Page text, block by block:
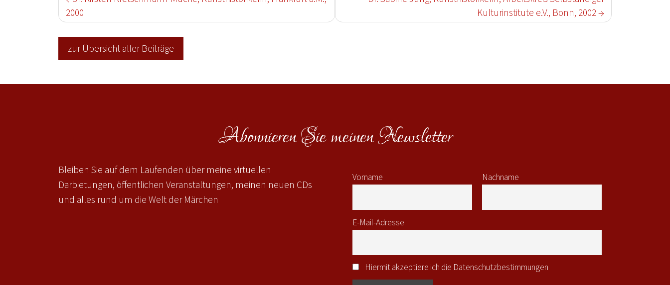
2000
Kulturinstitute e.V., Bonn, 2002
zur Übersicht aller Beiträge
Abonnieren Sie meinen Newsletter
Bleiben Sie auf dem Laufenden über meine virtuellen
Darbietungen, öffentlichen Veranstaltungen, meinen neuen CDs
und alles rund um die Welt der Märchen
Vorname Nachname
E-Mail-Adresse
Hiermit akzeptiere ich die Datenschutzbestimmungen